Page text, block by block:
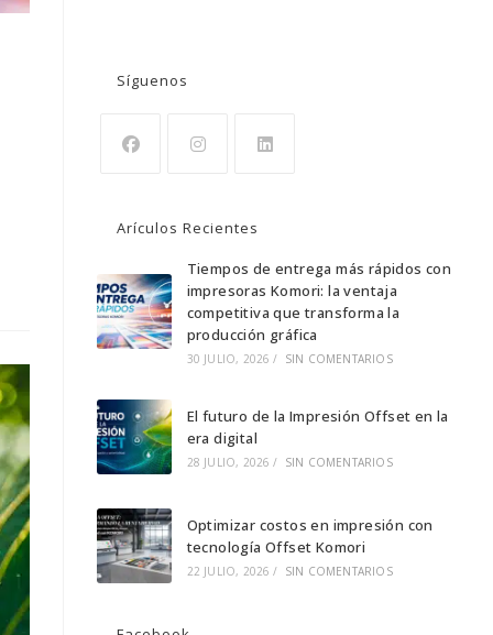
Síguenos
una
nueva
pestaña
una
nueva
pestaña
una
nueva
pestaña
Arículos Recientes
Tiempos de entrega más rápidos con
impresoras Komori: la ventaja
competitiva que transforma la
producción gráfica
30 JULIO, 2026 / SIN COMENTARIOS
El futuro de la Impresión Offset en la
era digital
28 JULIO, 2026 / SIN COMENTARIOS
Optimizar costos en impresión con
tecnología Offset Komori
22 JULIO, 2026 / SIN COMENTARIOS